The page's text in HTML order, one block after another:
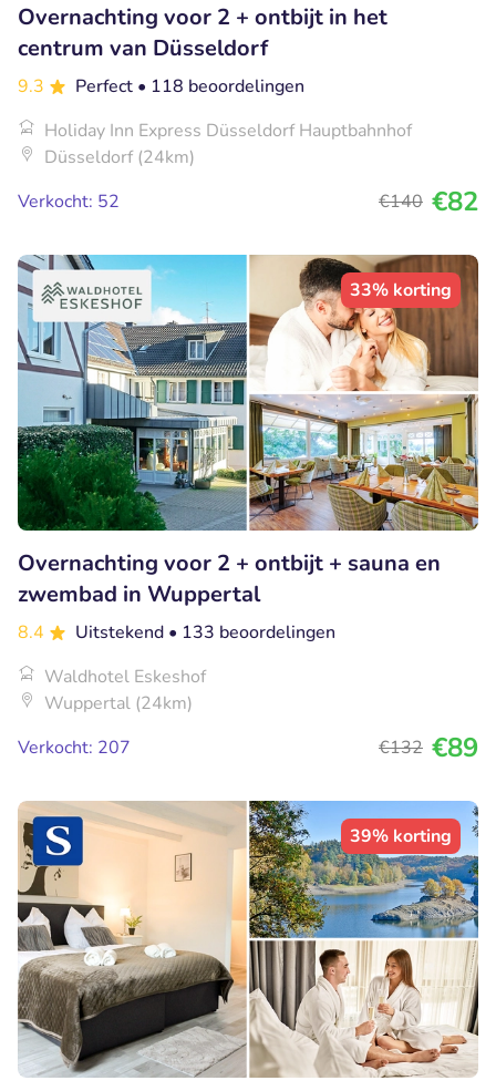
Overnachting voor 2 + ontbijt in het
centrum van Düsseldorf
9.3 Perfect • 118 beoordelingen
Holiday Inn Express Düsseldorf Hauptbahnhof
Düsseldorf (24km)
Verkocht: 52
€140 €82
33% korting
Overnachting voor 2 + ontbijt + sauna en
zwembad in Wuppertal
8.4 Uitstekend • 133 beoordelingen
Waldhotel Eskeshof
Wuppertal (24km)
Verkocht: 207
€132 €89
39% korting